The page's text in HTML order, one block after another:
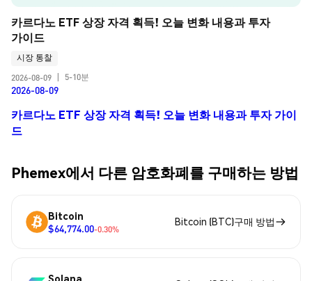
카르다노 ETF 상장 자격 획득! 오늘 변화 내용과 투자
가이드
시장 통찰
2026-08-09
5-10분
2026-08-09
카르다노 ETF 상장 자격 획득! 오늘 변화 내용과 투자 가이
드
Phemex에서 다른 암호화폐를 구매하는 방법
Bitcoin
$64,774.00-0.30%
Bitcoin (BTC)구매 방법
Solana